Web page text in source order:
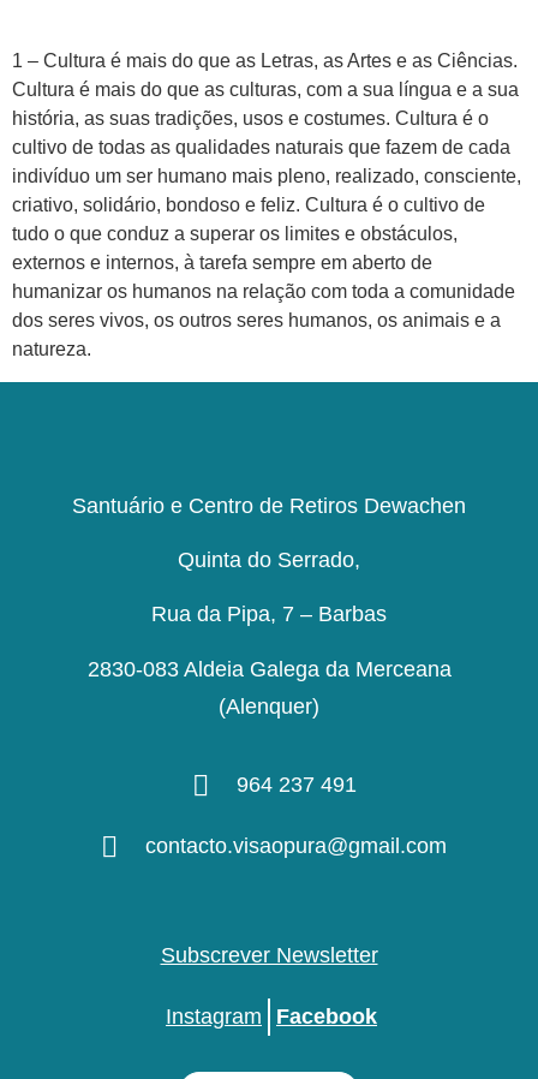
1 – Cultura é mais do que as Letras, as Artes e as Ciências.
Cultura é mais do que as culturas, com a sua língua e a sua
história, as suas tradições, usos e costumes. Cultura é o
cultivo de todas as qualidades naturais que fazem de cada
indivíduo um ser humano mais pleno, realizado, consciente,
criativo, solidário, bondoso e feliz. Cultura é o cultivo de
tudo o que conduz a superar os limites e obstáculos,
externos e internos, à tarefa sempre em aberto de
humanizar os humanos na relação com toda a comunidade
dos seres vivos, os outros seres humanos, os animais e a
natureza.
Santuário e Centro de Retiros Dewachen
Quinta do Serrado,
Rua da Pipa, 7 – Barbas
2830-083 Aldeia Galega da Merceana
(Alenquer)
964 237 491
contacto.visaopura@gmail.com
Subscrever Newsletter
Instagram Facebook